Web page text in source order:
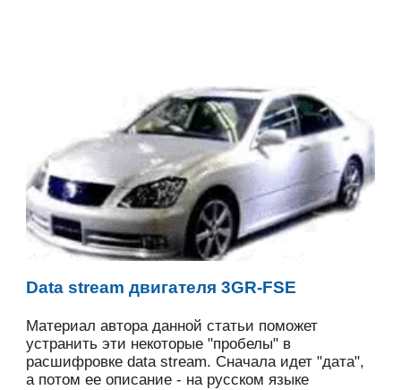
Data stream двигателя 3GR-FSE
Материал автора данной статьи поможет
устранить эти некоторые "пробелы" в
расшифровке data stream. Сначала идет "дата",
а потом ее описание - на русском языке